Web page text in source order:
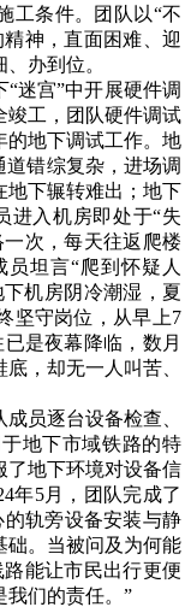
工条件。团队以“不
神，直面困难、迎
办到位。
迷宫”中开展硬件调
竣工，团队硬件调试
的地下调试工作。地
道错综复杂，进场调
地下辗转难出；地下
进入机房即处于“失
次，每天往返爬楼
坦言“爬到怀疑人
机房阴冷潮湿，夏
坚守岗位，从早上7
是夜幕降临，数月
，却无一人叫苦、
员逐台设备检查、
地下市域铁路的特
了地下环境对设备信
年5月，团队完成了
轨旁设备安装与静
础。当被问及为何能
能让市民出行更便
我们的责任。”